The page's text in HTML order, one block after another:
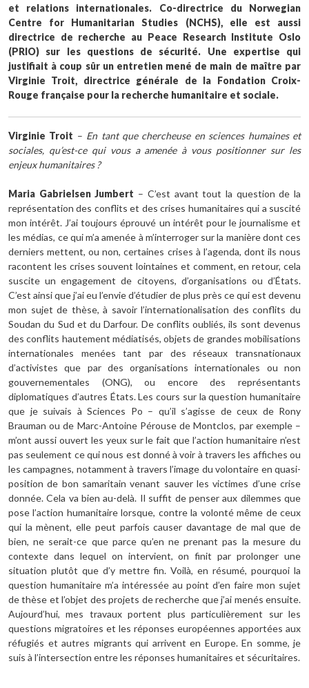
et relations internationales. Co-directrice du Norwegian
Centre for Humanitarian Studies (NCHS), elle est aussi
directrice de recherche au Peace Research Institute Oslo
(PRIO) sur les questions de sécurité. Une expertise qui
justifiait à coup sûr un entretien mené de main de maître par
Virginie Troit, directrice générale de la Fondation Croix-
Rouge française pour la recherche humanitaire et sociale.
Virginie Troit – En tant que chercheuse en sciences humaines et
sociales, qu’est-ce qui vous a amenée à vous positionner sur les
enjeux humanitaires ?
Maria Gabrielsen Jumbert – C’est avant tout la question de la
représentation des conflits et des crises humanitaires qui a suscité
mon intérêt. J’ai toujours éprouvé un intérêt pour le journalisme et
les médias, ce qui m’a amenée à m’interroger sur la manière dont ces
derniers mettent, ou non, certaines crises à l’agenda, dont ils nous
racontent les crises souvent lointaines et comment, en retour, cela
suscite un engagement de citoyens, d’organisations ou d’États.
C’est ainsi que j’ai eu l’envie d’étudier de plus près ce qui est devenu
mon sujet de thèse, à savoir l’internationalisation des conflits du
Soudan du Sud et du Darfour. De conflits oubliés, ils sont devenus
des conflits hautement médiatisés, objets de grandes mobilisations
internationales menées tant par des réseaux transnationaux
d’activistes que par des organisations internationales ou non
gouvernementales (ONG), ou encore des représentants
diplomatiques d’autres États. Les cours sur la question humanitaire
que je suivais à Sciences Po – qu’il s’agisse de ceux de Rony
Brauman ou de Marc-Antoine Pérouse de Montclos, par exemple –
m’ont aussi ouvert les yeux sur le fait que l’action humanitaire n’est
pas seulement ce qui nous est donné à voir à travers les affiches ou
les campagnes, notamment à travers l’image du volontaire en quasi-
position de bon samaritain venant sauver les victimes d’une crise
donnée. Cela va bien au-delà. Il suffit de penser aux dilemmes que
pose l’action humanitaire lorsque, contre la volonté même de ceux
qui la mènent, elle peut parfois causer davantage de mal que de
bien, ne serait-ce que parce qu’en ne prenant pas la mesure du
contexte dans lequel on intervient, on finit par prolonger une
situation plutôt que d’y mettre fin. Voilà, en résumé, pourquoi la
question humanitaire m’a intéressée au point d’en faire mon sujet
de thèse et l’objet des projets de recherche que j’ai menés ensuite.
Aujourd’hui, mes travaux portent plus particulièrement sur les
questions migratoires et les réponses européennes apportées aux
réfugiés et autres migrants qui arrivent en Europe. En somme, je
suis à l’intersection entre les réponses humanitaires et sécuritaires.